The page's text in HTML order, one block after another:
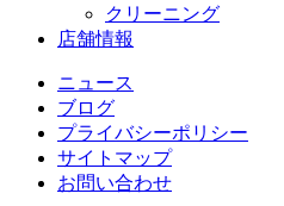
クリーニング
店舗情報
ニュース
ブログ
プライバシーポリシー
サイトマップ
お問い合わせ